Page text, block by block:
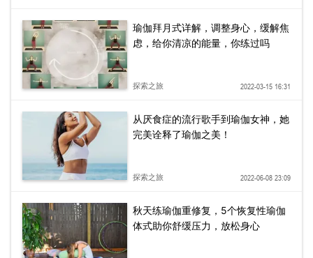
瑜伽拜月式详解，调整身心，缓解焦
虑，给你清凉的能量，你练过吗
探索之旅 2022-03-15 16:31
从厌食症的流行歌手到瑜伽女神，她
完美诠释了瑜伽之美！
探索之旅 2022-06-08 23:09
秋天练瑜伽重修复，5个恢复性瑜伽
体式助你舒缓压力，放松身心